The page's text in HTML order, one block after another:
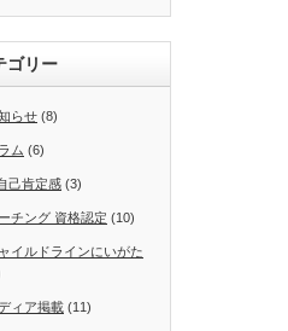
ゴリー
らせ (8)
ム (6)
己肯定感 (3)
チング 資格認定 (10)
イルドラインにいがた
ィア掲載 (11)